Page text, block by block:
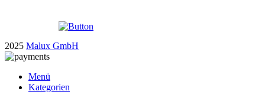
2025 Malux GmbH
Menü
Kategorien